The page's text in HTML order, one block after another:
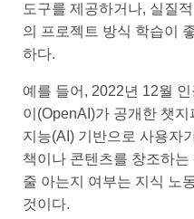
도구를 제공하거나, 실질
의 프로젝트 방식 학습이
하다.
예를 들어, 2022년 12월
이(OpenAI)가 공개한 챗
지능(AI) 기반으로 사용자
책이나 콘텐츠를 창조하
줄 아는지 여부는 지식 노
것이다.